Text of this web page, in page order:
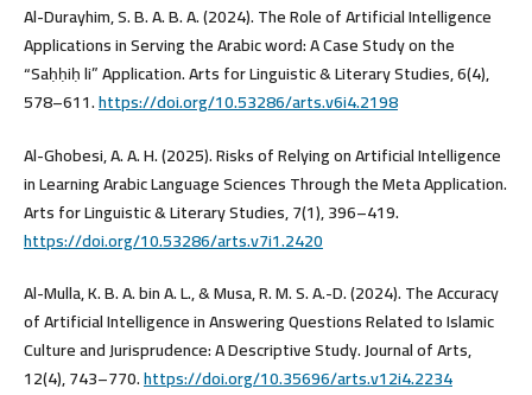
Al-Durayhim, S. B. A. B. A. (2024). The Role of Artificial Intelligence
Applications in Serving the Arabic word: A Case Study on the
“Saḥḥiḥ li” Application. Arts for Linguistic & Literary Studies, 6(4),
578–611.https://doi.org/10.53286/arts.v6i4.2198
Al-Ghobesi, A. A. H. (2025). Risks of Relying on Artificial Intelligence
in Learning Arabic Language Sciences Through the Meta Application.
Arts for Linguistic & Literary Studies, 7(1), 396–419.
https://doi.org/10.53286/arts.v7i1.2420
Al-Mulla, K. B. A. bin A. L., & Musa, R. M. S. A.-D. (2024). The Accuracy
of Artificial Intelligence in Answering Questions Related to Islamic
Culture and Jurisprudence: A Descriptive Study. Journal of Arts,
12(4), 743–770.https://doi.org/10.35696/arts.v12i4.2234